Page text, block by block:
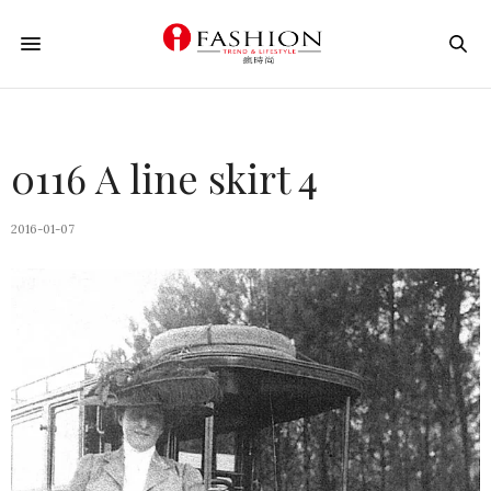
0116 A line skirt 4
2016-01-07